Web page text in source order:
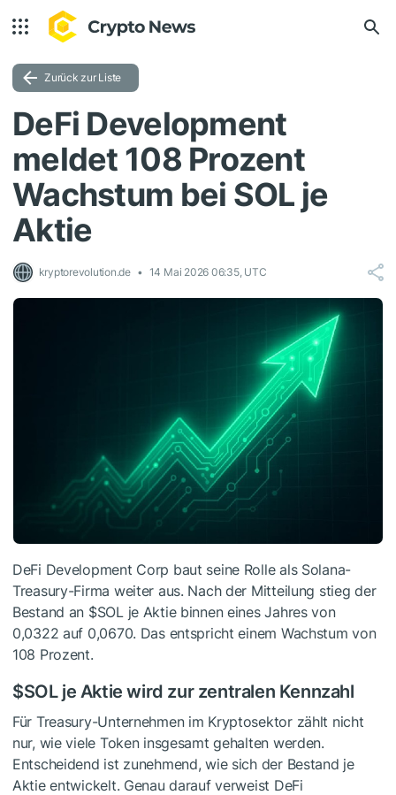
Zurück zur Liste
DeFi Development
meldet 108 Prozent
Wachstum bei SOL je
Aktie
kryptorevolution.de 14 Mai 2026 06:35, UTC
DeFi Development Corp baut seine Rolle als Solana-
Treasury-Firma weiter aus. Nach der Mitteilung stieg der
Bestand an $SOL je Aktie binnen eines Jahres von
0,0322 auf 0,0670. Das entspricht einem Wachstum von
108 Prozent.
$SOLje Aktie wird zur zentralen Kennzahl
Für Treasury-Unternehmen im Kryptosektor zählt nicht
nur, wie viele Token insgesamt gehalten werden.
Entscheidend ist zunehmend, wie sich der Bestand je
Aktie entwickelt. Genau darauf verweist DeFi